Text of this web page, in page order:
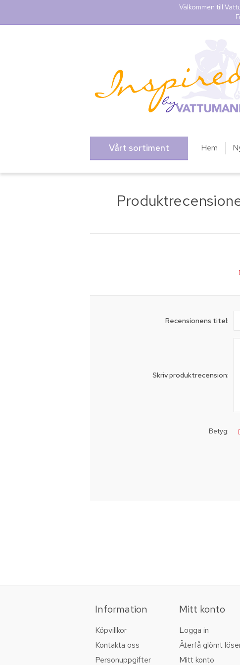
Välkommen till
Vårt sortiment Hem
Recensionens titel:
Skriv produktrecension:
Betyg:
Information
Köpvillkor
Kontakta oss
Personuppgifter
Mitt konto
Logga in
Återfå glömt
Mitt konto